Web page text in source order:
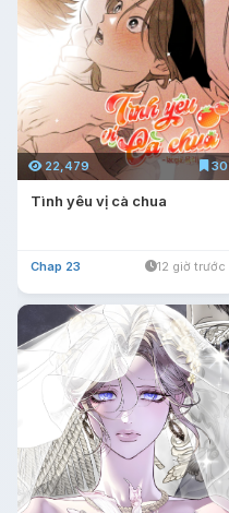
22,479 30
Tình yêu vị cà chua
Chap 23 12 giờ trước